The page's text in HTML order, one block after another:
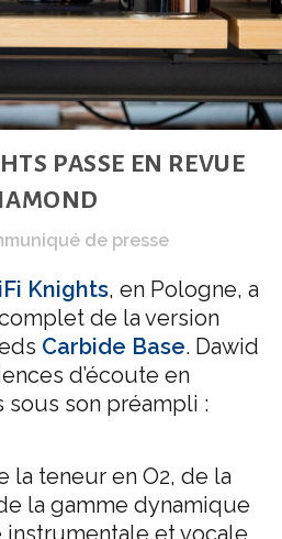
PASSE EN REVUE
de presse
Knights, en Pologne, a
de la version
Carbide Base. Dawid
d’écoute en
son préampli :
la teneur en O2, de la
la gamme dynamique